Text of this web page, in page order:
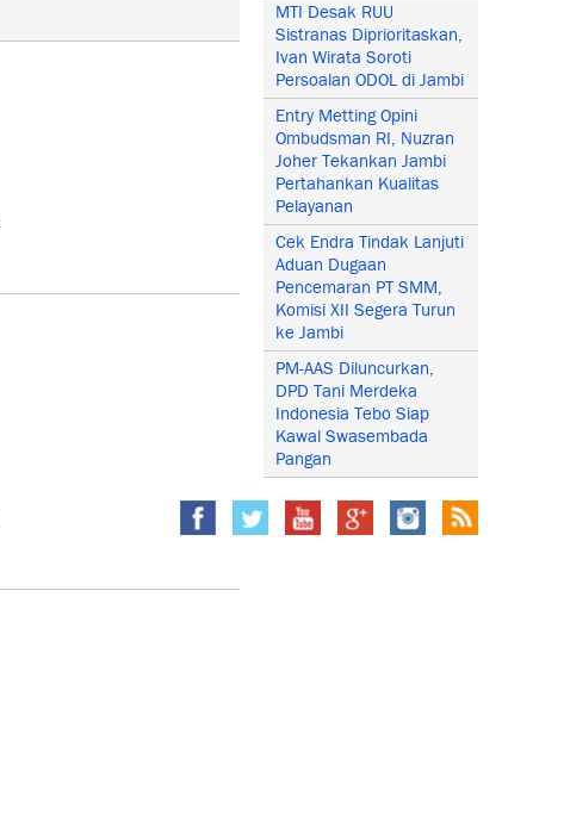
MTI Desak RUU
Sistranas Diprioritaskan,
Ivan Wirata Soroti
Persoalan ODOL di Jambi
Entry Metting Opini
Ombudsman RI, Nuzran
Joher Tekankan Jambi
Pertahankan Kualitas
Pelayanan
Cek Endra Tindak Lanjuti
Aduan Dugaan
Pencemaran PT SMM,
Komisi XII Segera Turun
ke Jambi
PM-AAS Diluncurkan,
DPD Tani Merdeka
Indonesia Tebo Siap
Kawal Swasembada
Pangan